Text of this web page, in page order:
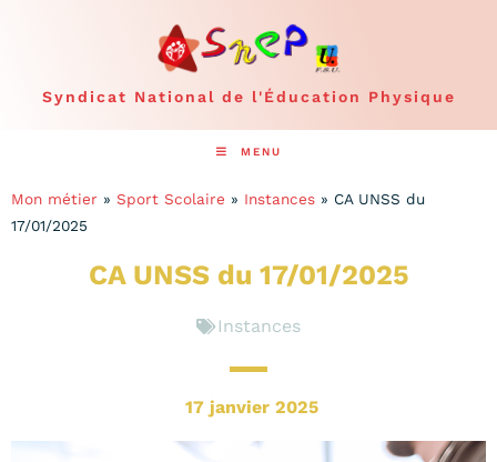
Syndicat National de l'Éducation Physique
MENU
Mon métier » Sport Scolaire » Instances » CA UNSS du
17/01/2025
CA UNSS du 17/01/2025
Instances
17 janvier 2025